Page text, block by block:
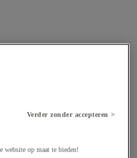
Verder zonder accepteren >
website op maat te bieden!